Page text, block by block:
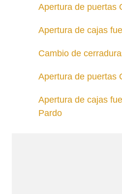
Apertura de puertas
Apertura de cajas
Cambio de
Apertura de puertas
Apertura de cajas
Pardo